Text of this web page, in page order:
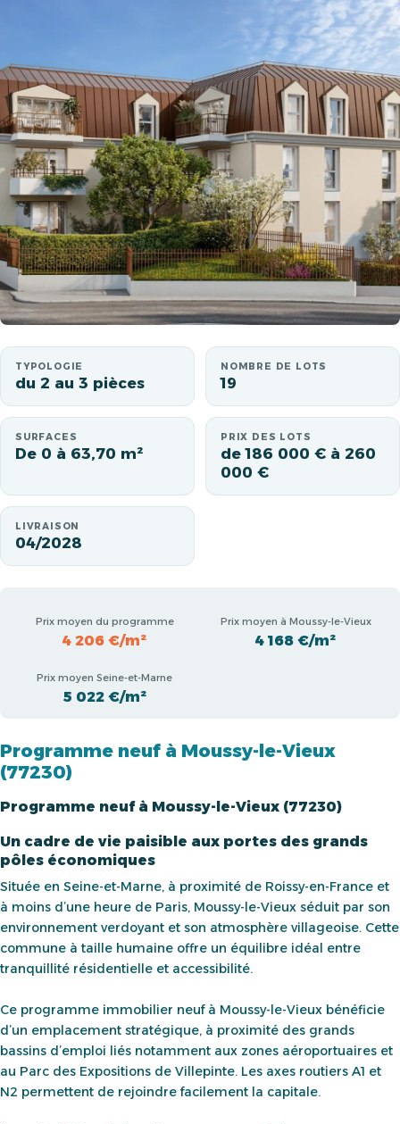
TYPOLOGIE
du 2 au 3 pièces
NOMBRE DE LOTS
19
SURFACES
De 0 à 63,70 m²
PRIX DES LOTS
de 186 000 € à 260
000 €
LIVRAISON
04/2028
Prix moyen du programme
4 206 €/m²
Prix moyen à Moussy-le-Vieux
4 168 €/m²
Prix moyen Seine-et-Marne
5 022 €/m²
Programme neuf à Moussy-le-Vieux
(77230)
Programme neuf à Moussy-le-Vieux (77230)
Un cadre de vie paisible aux portes des grands
pôles économiques
Située en Seine-et-Marne, à proximité de Roissy-en-France et
à moins d’une heure de Paris, Moussy-le-Vieux séduit par son
environnement verdoyant et son atmosphère villageoise. Cette
commune à taille humaine offre un équilibre idéal entre
tranquillité résidentielle et accessibilité.
Ce programme immobilier neuf à Moussy-le-Vieux bénéficie
d’un emplacement stratégique, à proximité des grands
bassins d’emploi liés notamment aux zones aéroportuaires et
au Parc des Expositions de Villepinte. Les axes routiers A1 et
N2 permettent de rejoindre facilement la capitale.